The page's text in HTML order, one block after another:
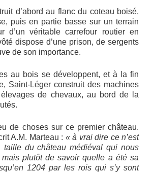
d’abord au flanc du coteau boisé,
puis en partie basse sur un terrain
d’un véritable carrefour routier en
dispose d’une prison, de sergents
de son importance.
au bois se développent, et à la fin
Saint-Léger construit des machines
de chevaux, au bord de la
de choses sur ce premier château.
A.M. Marteau : « à vrai dire ce n’est
taille du château médiéval qui nous
plutôt de savoir quelle a été sa
1204 par les rois qui s’y sont